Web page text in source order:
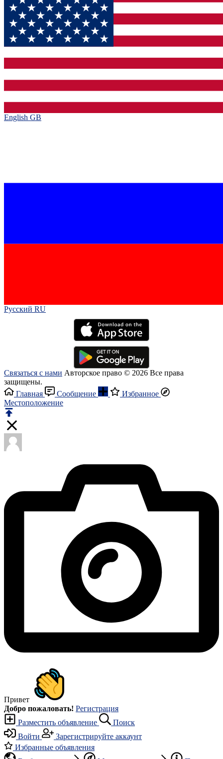
English GB‎
Русский RU‎
Связаться с нами Авторское право © 2026 Все права
защищены.
Главная
Сообщение
Избранное
Местоположение
Привет
Добро пожаловать! Регистрация
Разместить объявление
Поиск
Войти
Зарегистрируйте аккаунт
Избранные объявления